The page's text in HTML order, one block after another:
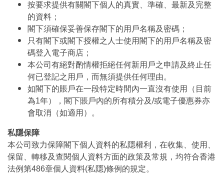
按要求提供有關閣下個人的真實、準確、最新及完整
的資料；
閣下須確保妥善保存閣下的用戶名稱及密碼；
只有閣下或閣下授權之人士使用閣下的用戶名稱及密
碼登入電子商店；
本公司有絕對酌情權拒絕任何新用戶之申請及終止任
何已登記之用戶，而無須提供任何理由。
如閣下的賬戶在一段特定時間內一直沒有使用（目前
為1年），閣下賬戶內的所有積分及/或電子優惠券亦
會取消（如適用）。
私隱保障
本公司致力保障閣下個人資料的私隱權利，在收集、使用、
保留、轉移及查閱個人資料方面的政策及常規，均符合香港
法例第486章個人資料(私隱)條例的規定。